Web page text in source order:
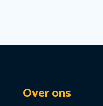
Over ons